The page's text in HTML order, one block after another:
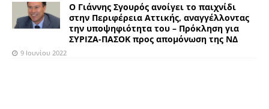
Ο Γιάννης Σγουρός ανοίγει το παιχνίδι
στην Περιφέρεια Αττικής, αναγγέλλοντας
την υποψηφιότητα του – Πρόκληση για
ΣΥΡΙΖΑ-ΠΑΣΟΚ προς απομόνωση της ΝΔ
9 Ιουνίου 2022